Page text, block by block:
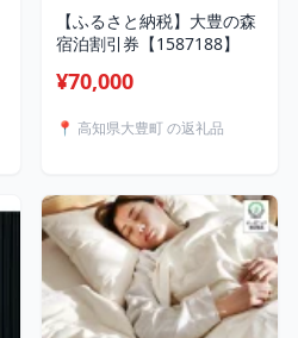
【ふるさと納税】大豊の森
宿泊割引券【1587188】
¥70,000
📍 高知県大豊町 の返礼品